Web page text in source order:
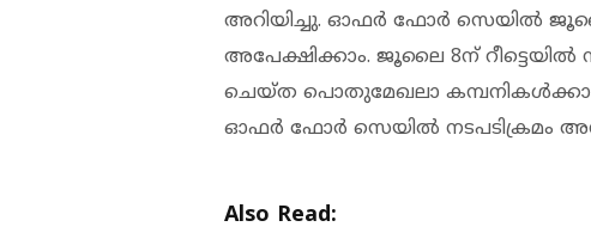
അറിയിച്ചു. ഓഫര്‍ ഫോര്‍ സെയില്‍
അപേക്ഷിക്കാം. ജൂലൈ 8ന് റീട്ടെയില്‍
ചെയ്ത പൊതുമേഖലാ
ഓഫര്‍ ഫോര്‍ സെയില്‍ നടപടിക്രമം
Also Read: